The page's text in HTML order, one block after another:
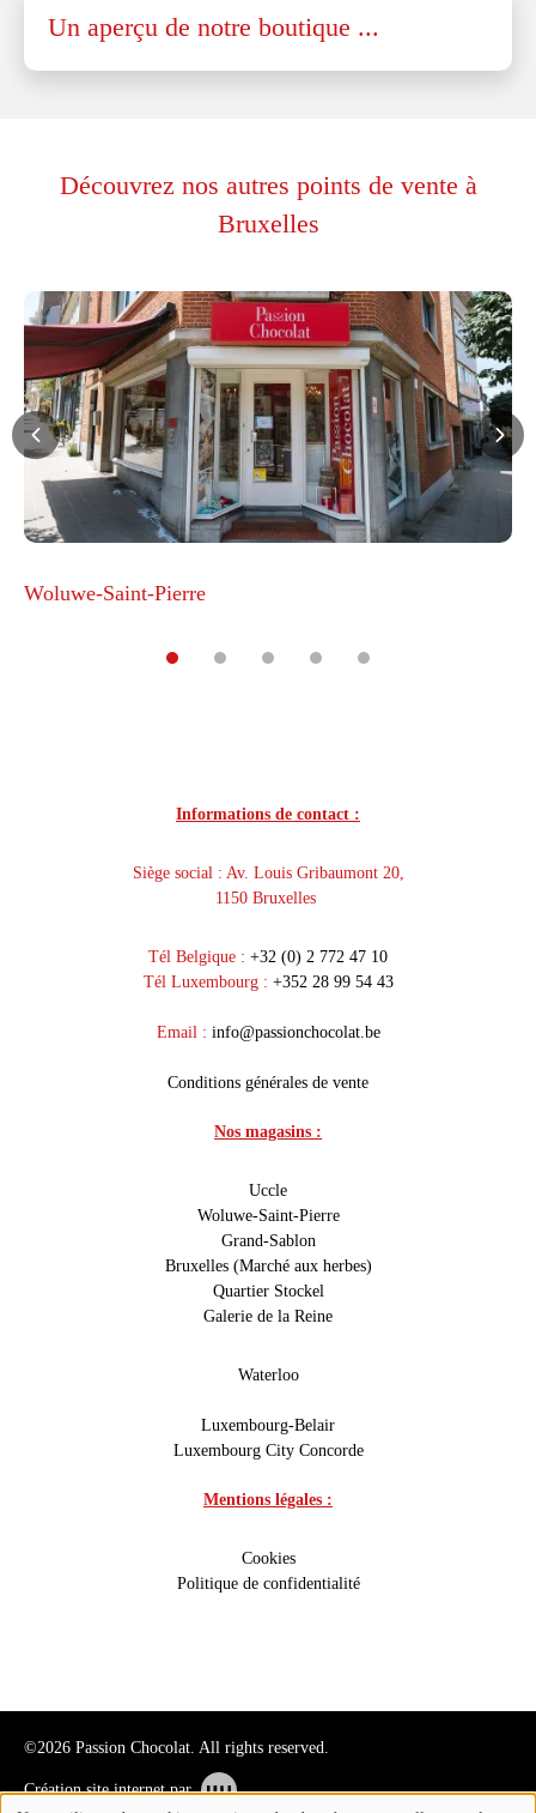
Un aperçu de notre boutique ...
Découvrez nos autres points de vente à
Bruxelles
Woluwe-Saint-Pierre
Informations de contact :
Siège social : Av. Louis Gribaumont 20,
1150 Bruxelles
Tél Belgique : +32 (0) 2 772 47 10
Tél Luxembourg : +352 28 99 54 43
Email : info@passionchocolat.be
Conditions générales de vente
Nos magasins :
Uccle
Woluwe-Saint-Pierre
Grand-Sablon
Bruxelles (Marché aux herbes)
Quartier Stockel
Galerie de la Reine
Waterloo
Luxembourg-Belair
Luxembourg City Concorde
Mentions légales :
Cookies
Politique de confidentialité
©2026 Passion Chocolat. All rights reserved.
Création site internet par